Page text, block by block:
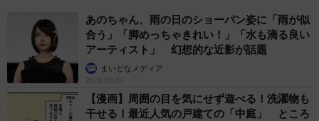
あのちゃん、雨の日のショーパン姿に「雨が似
合う」「脚めっちゃきれい！」「水も滴る良い
アーティスト」 幻想的な近影が話題
まいどなメディア
2026.08.07
【漫画】周囲の目を気にせず遊べる！洗濯物も
干せる！最近人気の戸建ての「中庭」 ところ